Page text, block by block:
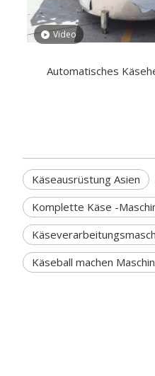
Video
Automatisches
Käseausrüstung Asien
Komplette Käse -
Käseball machen